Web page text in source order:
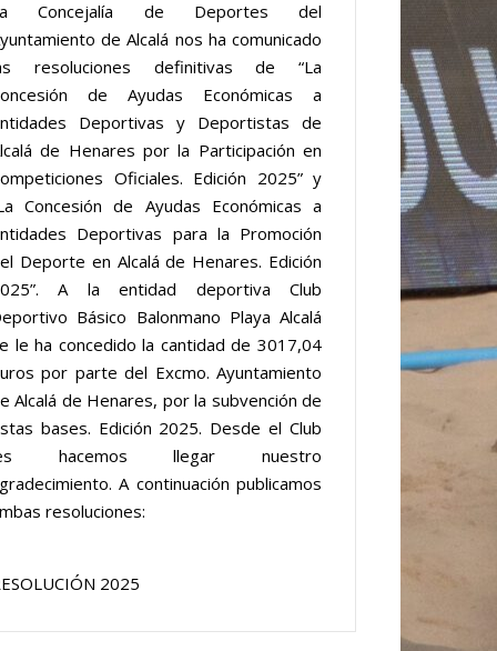
Concejalía de Deportes del
de Alcalá nos ha comunicado
resoluciones definitivas de “La
de Ayudas Económicas a
Deportivas y Deportistas de
de Henares por la Participación en
Oficiales. Edición 2025” y
Concesión de Ayudas Económicas a
Deportivas para la Promoción
Deporte en Alcalá de Henares. Edición
A la entidad deportiva Club
Básico Balonmano Playa Alcalá
le ha concedido la cantidad de 3017,04
por parte del Excmo. Ayuntamiento
Alcalá de Henares, por la subvención de
bases. Edición 2025. Desde el Club
hacemos llegar nuestro
A continuación publicamos
resoluciones:
2025